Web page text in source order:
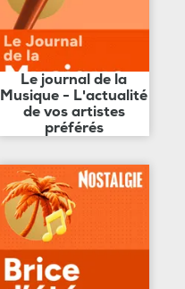
Le journal de la
Musique - L'actualité
de vos artistes
préférés